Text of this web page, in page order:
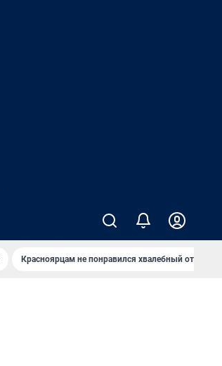
Красноярцам не понравился хвалебный отзыв о